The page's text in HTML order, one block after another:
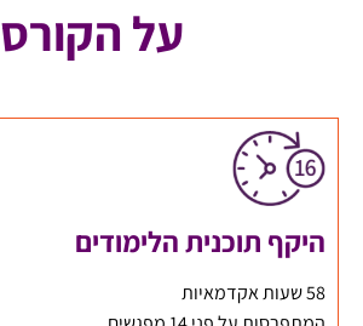
על הקורס
היקף תוכנית הלימודים
58 שעות אקדמאיות